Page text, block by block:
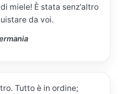
miele! È stata senz'altro
da voi.
Tutto è in ordine;